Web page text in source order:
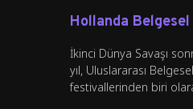
Hollanda
İkinci Dünya Savaşı
yıl, Uluslararası
festivallerinden biri